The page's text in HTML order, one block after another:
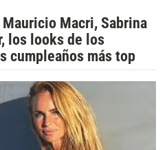
Mauricio Macri, Sabrina
los looks de los
cumpleaños más top